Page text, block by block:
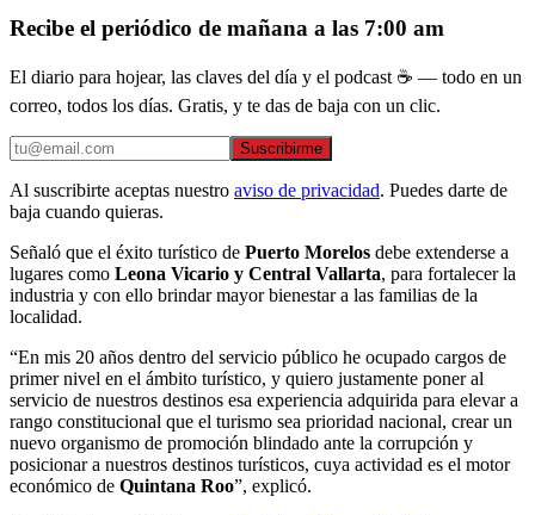
Recibe el periódico de mañana a las 7:00 am
El diario para hojear, las claves del día y el podcast ☕ — todo en un
correo, todos los días. Gratis, y te das de baja con un clic.
Suscribirme
Al suscribirte aceptas nuestro aviso de privacidad. Puedes darte de
baja cuando quieras.
Señaló que el éxito turístico de Puerto Morelos debe extenderse a
lugares como Leona Vicario y Central Vallarta, para fortalecer la
industria y con ello brindar mayor bienestar a las familias de la
localidad.
“En mis 20 años dentro del servicio público he ocupado cargos de
primer nivel en el ámbito turístico, y quiero justamente poner al
servicio de nuestros destinos esa experiencia adquirida para elevar a
rango constitucional que el turismo sea prioridad nacional, crear un
nuevo organismo de promoción blindado ante la corrupción y
posicionar a nuestros destinos turísticos, cuya actividad es el motor
económico de Quintana Roo”, explicó.